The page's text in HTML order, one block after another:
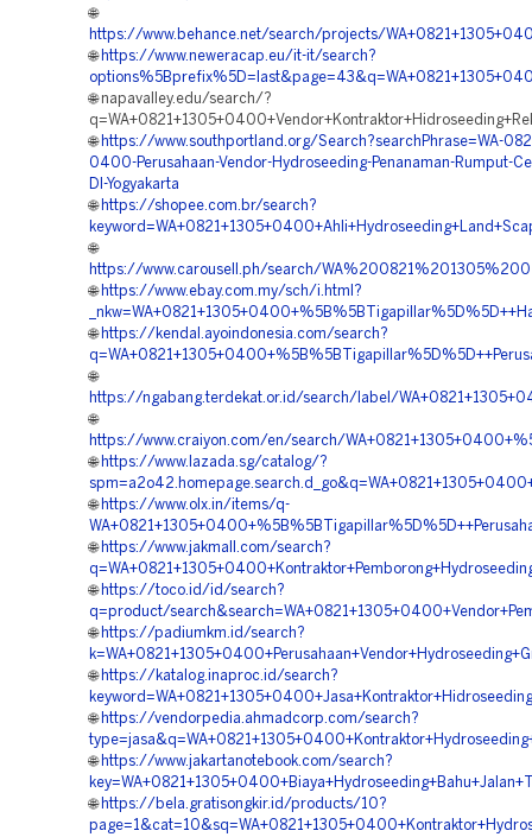
🌐
https://www.behance.net/search/projects/
🌐 https://www.neweracap.eu/it-it/search?
🌐 napavalley.edu/search/?
🌐 https://www.southportland.org/Search?searchPhrase=WA-
0400-Perusahaan-Vendor-Hydroseeding-Penanaman-Rumput-
DI-Yogyakarta
🌐 https://shopee.com.br/search?
🌐
https://www.carousell.ph/search/
🌐 https://www.ebay.com.my/sch/i.html?
🌐 https://kendal.ayoindonesia.com/search?
🌐
https://ngabang.terdekat.or.id/search/label/
🌐
https://www.craiyon.com/en/search/
🌐 https://www.lazada.sg/catalog/?
🌐 https://www.olx.in/items/q-
🌐 https://www.jakmall.com/search?
🌐 https://toco.id/id/search?
q=product/
🌐 https://padiumkm.id/search?
🌐 https://katalog.inaproc.id/search?
🌐 https://vendorpedia.ahmadcorp.com/search?
🌐 https://www.jakartanotebook.com/search?
🌐 https://bela.gratisongkir.id/products/10?